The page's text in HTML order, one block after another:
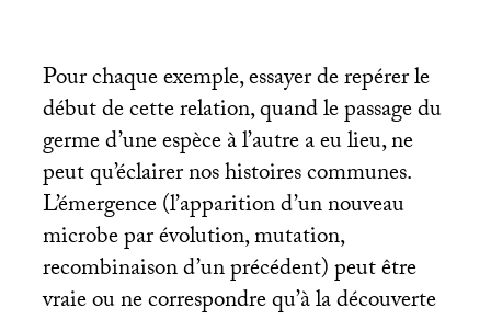
Pour chaque exemple, essayer de repérer le
début de cette relation, quand le passage du
germe d’une espèce à l’autre a eu lieu, ne
peut qu’éclairer nos histoires communes.
L’émergence (l’apparition d’un nouveau
microbe par évolution, mutation,
recombinaison d’un précédent) peut être
vraie ou ne correspondre qu’à la découverte